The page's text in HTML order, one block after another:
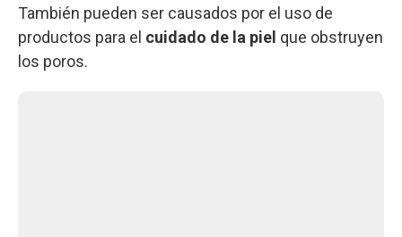
También pueden ser causados por el uso de
productos para el cuidado de la piel que obstruyen
los poros.